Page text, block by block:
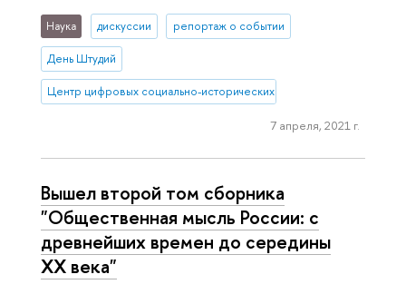
Наука дискуссии репортаж о событии
День Штудий
Центр цифровых социально-исторических исследований
7 апреля, 2021 г.
Вышел второй том сборника
"Общественная мысль России: с
древнейших времен до середины
XX века"